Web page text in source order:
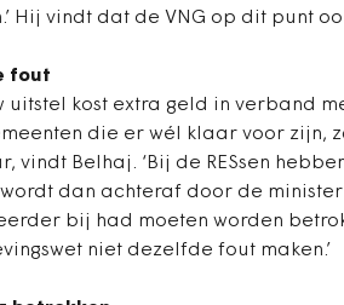
Hij vindt dat de VNG op dit punt
fout
uitstel kost extra geld in verband
die er wél klaar voor zijn,
vindt Belhaj. ‘Bij de RESsen
wordt dan achteraf door de
bij had moeten worden
niet dezelfde fout maken.’